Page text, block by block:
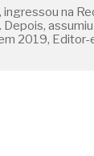
na
2019, Editor-